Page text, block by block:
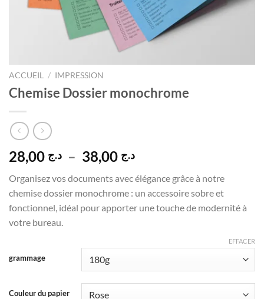
ACCUEIL / IMPRESSION
Chemise Dossier monochrome
د.ج – د.جPlage
prix :
د.ج 28,00
à
Organisez vos documents avec élégance grâce à notre
chemise dossier monochrome : un accessoire sobre et
fonctionnel, idéal pour apporter une touche de modernité à
votre bureau.
grammage
Couleur du papier
EFFACER